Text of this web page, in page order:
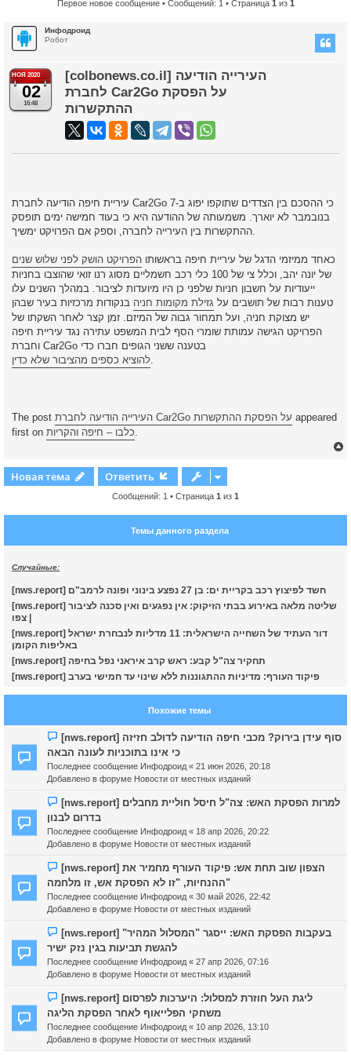
Первое новое сообщение• Сообщений: 1 • Страница 1 из 1
Инфодроид
Робот
НОЯ 2020
02
16:48
[colbonews.co.il] העירייה הודיעה
לחברת Car2Go על הפסקת
ההתקשרות
עיריית חיפה הודיעה לחברת Car2Go כי ההסכם בין הצדדים שתוקפו יפוג ב-7
בנובמבר לא יוארך. משמעותה של ההודעה היא כי בעוד חמישה ימים תופסק
ההתקשרות בין העירייה לחברה, וספק אם הפרויקט ימשיך.
הפרויקט הושק לפני שלוש שנים
של יונה יהב, וכלל צי של 100 כלי רכב חשמליים מסוג רנו זואי שהוצבו בחניות
ייעודיות על חשבון חניות שלפני כן היו מיועדות לציבור. במהלך השנים עלו
טענות רבות של תושבים על גזילת מקומות חניה בנקודות מרכזיות בעיר שבהן
יש מצוקת חניה, ועל תמחור גבוה של המיזם. זמן קצר לאחר השקתו של
הפרויקט הגישה עמותת שומרי הסף לבית המשפט עתירה נגד עיריית חיפה
וחברת Car2Go בטענה ששני הגופים חברו כדי
להוציא כספים מהציבור שלא כדין.
The post העירייה הודיעה לחברת Car2Go על הפסקת ההתקשרות appeared
first on כלבו – חיפה והקריות.
т
с
Новая тема Ответить
Сообщений: 1 • Страница 1 из 1
Темы данного раздела
Случайные:
[nws.report] חשד לפיצוץ רכב בקריית ים: בן 27 נפצע בינוני ופונה לרמב"ם
[nws.report] שליטה מלאה באירוע בבתי הזיקוק: אין נפגעים ואין סכנה לציבור
| צפו
[nws.report] דור העתיד של השחייה הישראלית: 11 מדליות לנבחרת ישראל
באליפות הקומן
[nws.report] תחקיר צה"ל קבע: ראש קרב איראני נפל בחיפה
[nws.report] פיקוד העורף: מדיניות ההתגוננות ללא שינוי עד חמישי בערב
Похожие темы
Н
о
с
о
о
б
щ
н
и
е
[nws.report] סוף עידן בירוק? מכבי חיפה הודיעה לדולב חזיזה
כי אינו בתוכניות לעונה הבאה
Последнее сообщение Инфодроид « 21 июн 2026, 20:18
Добавлено в форуме Новости от местных изданий
Н
о
с
о
о
б
щ
н
и
е
[nws.report] למרות הפסקת האש: צה"ל חיסל חוליית מחבלים
בדרום לבנון
Последнее сообщение Инфодроид « 18 апр 2026, 20:22
Добавлено в форуме Новости от местных изданий
Н
о
с
о
о
б
щ
н
и
е
[nws.report] הצפון שוב תחת אש: פיקוד העורף מחמיר את
ההנחיות, "זו לא הפסקת אש, זו מלחמה"
Последнее сообщение Инфодроид « 30 май 2026, 22:42
Добавлено в форуме Новости от местных изданий
Н
о
с
о
о
б
щ
[nws.report] בעקבות הפסקת האש: ייסגר "המסלול המהיר"
להגשת תביעות בגין נזק ישיר
Последнее сообщение Инфодроид « 27 апр 2026, 07:16
Добавлено в форуме Новости от местных изданий
Н
о
[nws.report] ליגת העל חוזרת למסלול: היערכות לפרסום
משחקי הפלייאוף לאחר הפסקת הליגה
Последнее сообщение Инфодроид « 10 апр 2026, 13:10
Добавлено в форуме Новости от местных изданий